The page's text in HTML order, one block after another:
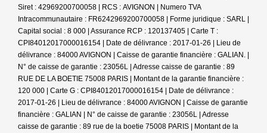
Siret : 42969200700058 | RCS : AVIGNON | Numero TVA
Intracommunautaire : FR6242969200700058 | Forme juridique : SARL |
Capital social : 8 000 | Assurance RCP : 120137405 | Carte T :
CPI84012017000016154 | Date de délivrance : 2017-01-26 | Lieu de
délivrance : 84000 AVIGNON | Caisse de garantie financière : GALIAN. |
N° de caisse de garantie : 23056L | Adresse caisse de garantie : 89
RUE DE LA BOETIE 75008 PARIS | Montant de la garantie financière :
120 000 | Carte G : CPI84012017000016154 | Date de délivrance :
2017-01-26 | Lieu de délivrance : 84000 AVIGNON | Caisse de garantie
financière : GALIAN | N° de caisse de garantie : 23056L | Adresse
caisse de garantie : 89 rue de la boetie 75008 PARIS | Montant de la